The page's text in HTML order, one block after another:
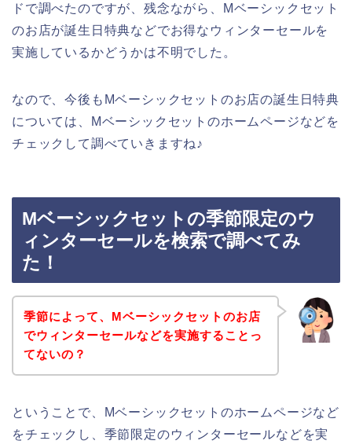
ドで調べたのですが、残念ながら、Mベーシックセット
のお店が誕生日特典などでお得なウィンターセールを
実施しているかどうかは不明でした。
なので、今後もMベーシックセットのお店の誕生日特典
については、Mベーシックセットのホームページなどを
チェックして調べていきますね♪
Mベーシックセットの季節限定のウ
ィンターセールを検索で調べてみ
た！
季節によって、Mベーシックセットのお店
でウィンターセールなどを実施することっ
てないの？
ということで、Mベーシックセットのホームページなど
をチェックし、季節限定のウィンターセールなどを実